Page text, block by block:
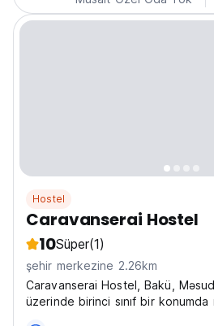
Hostel
Caravanserai Hostel
10Süper(1)
şehir merkezine 2.26km
Caravanserai Hostel, Bakü,
üzerinde birinci sınıf bir